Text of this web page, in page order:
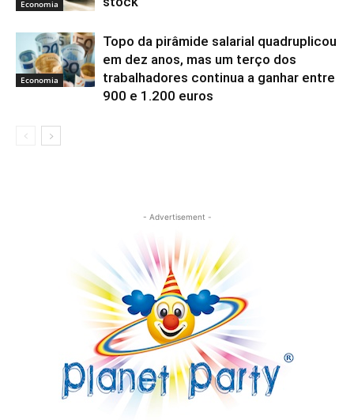
Economia
Economia
Topo da pirâmide salarial quadruplicou
em dez anos, mas um terço dos
trabalhadores continua a ganhar entre
900 e 1.200 euros
- Advertisement -